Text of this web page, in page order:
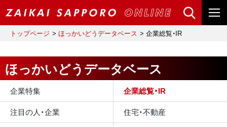
トップページ ほっかいどうデータベース 企業総覧・IR
ほっかいどうデータベース
企業特集
企業総覧・IR
注目の人・企業
住宅・不動産